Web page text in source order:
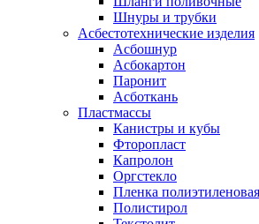
Шнуры и трубки
Асбестотехнические изделия
Асбошнур
Асбокартон
Паронит
Асботкань
Пластмассы
Канистры и кубы
Фторопласт
Капролон
Оргстекло
Пленка полиэтиленовая
Полистирол